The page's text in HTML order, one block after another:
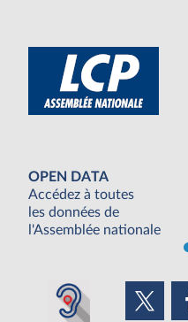
OPEN DATA
Accédez à toutes
les données de
l'Assemblée nationale